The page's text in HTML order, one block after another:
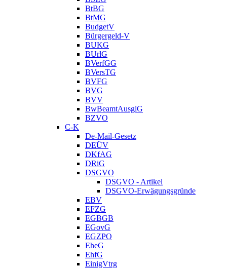
BtBG
BtMG
BudgetV
Bürgergeld-V
BUKG
BUrlG
BVerfGG
BVersTG
BVFG
BVG
BVV
BwBeamtAusglG
BZVO
C-K
De-Mail-Gesetz
DEÜV
DKfAG
DRiG
DSGVO
DSGVO - Artikel
DSGVO-Erwägungsgründe
EBV
EFZG
EGBGB
EGovG
EGZPO
EheG
EhfG
EinigVtrg